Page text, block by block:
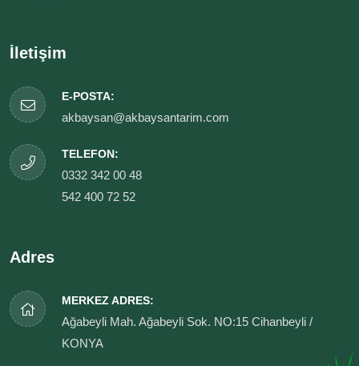
İletişim
E-POSTA:
akbaysan@akbaysantarim.com
TELEFON:
0332 342 00 48
542 400 72 52
Adres
MERKEZ ADRES:
Ağabeyli Mah. Ağabeyli Sok. NO:15 Cihanbeyli /
KONYA